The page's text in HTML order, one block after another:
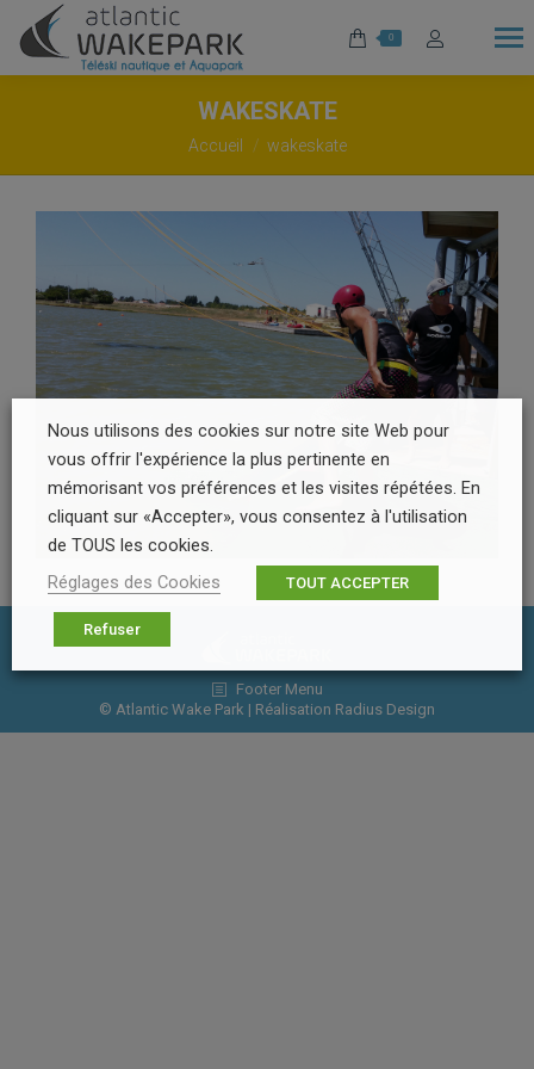
0
WAKESKATE
Vous êtes ici :
Accueil wakeskate
Footer Menu
© Atlantic Wake Park | Réalisation Radius Design
Nous utilisons des cookies sur notre site Web pour
vous offrir l'expérience la plus pertinente en
mémorisant vos préférences et les visites répétées. En
cliquant sur «Accepter», vous consentez à l'utilisation
de TOUS les cookies.
Réglages des Cookies
TOUT ACCEPTER
Refuser